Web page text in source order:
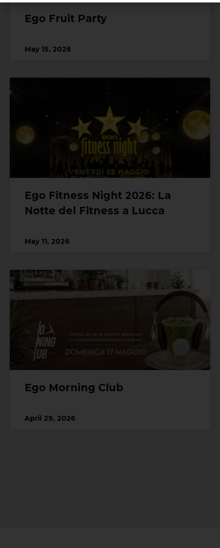
Ego Fruit Party
May 15, 2026
Ego Fitness Night 2026: La
Notte del Fitness a Lucca
May 11, 2026
Ego Morning Club
April 29, 2026